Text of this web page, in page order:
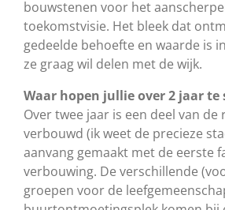
bouwstenen voor het
toekomstvisie. Het bleek dat
gedeelde behoefte en waarde is
ze graag wil delen met de wijk.
Waar hopen jullie over 2 jaar te
Over twee jaar is een deel van de
verbouwd (ik weet de precieze
aanvang gemaakt met de eerste
verbouwing. De verschillende
groepen voor de